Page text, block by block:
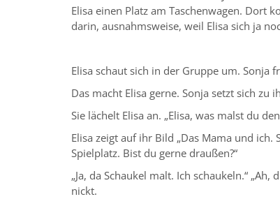
Elisa einen Platz am Taschenwagen. Dort
darin, ausnahmsweise, weil Elisa sich ja
Elisa schaut sich in der Gruppe um. Sonja
Das macht Elisa gerne. Sonja setzt sich zu
Sie lächelt Elisa an. „Elisa, was malst du
Elisa zeigt auf ihr Bild „Das Mama und ich.
Spielplatz. Bist du gerne draußen?“
„Ja, da Schaukel malt. Ich schaukeln.“
nickt.